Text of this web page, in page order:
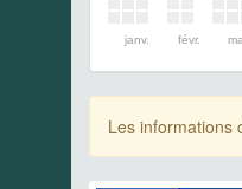
janv. févr.
Les informations